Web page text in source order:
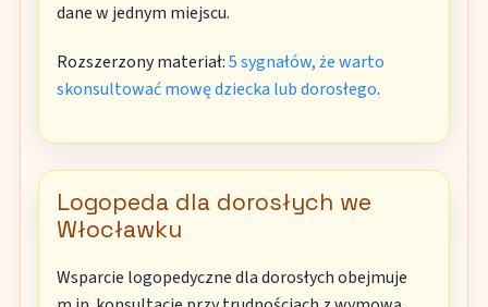
dane w jednym miejscu.
Rozszerzony materiał:5 sygnałów, że warto
skonsultować mowę dziecka lub dorosłego.
Logopeda dla dorosłych we
Włocławku
Wsparcie logopedyczne dla dorosłych obejmuje